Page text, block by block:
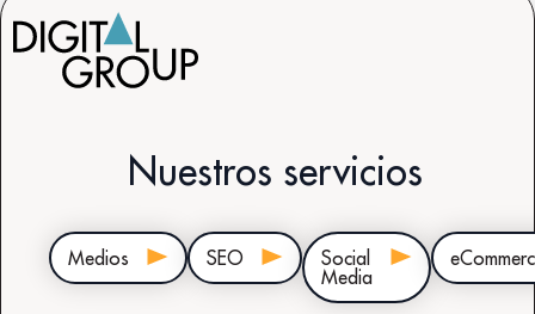
Nuestros servicios
Medios SEO
Social
Media